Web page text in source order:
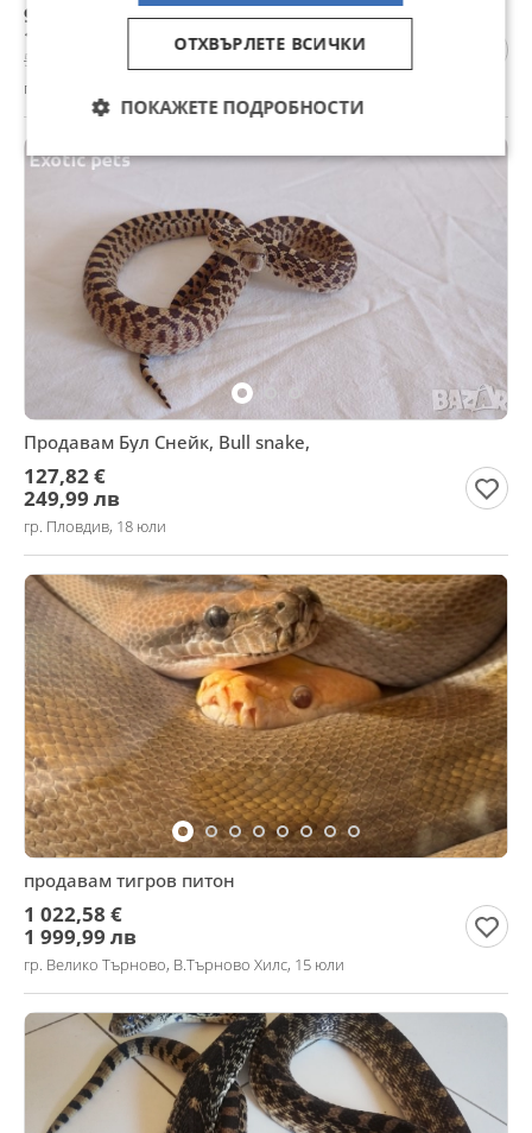
99 €
193,63 лв
59 € | 115,39 лв
гр. София, Банишора, 21 юли
Продавам Бул Снейк, Bull snake,
127,82 €
249,99 лв
гр. Пловдив, 18 юли
продавам тигров питон
1 022,58 €
1 999,99 лв
гр. Велико Търново, В.Търново Хилс, 15 юли
ОТХВЪРЛЕТЕ ВСИЧКИ
ПОКАЖЕТЕ ПОДРОБНОСТИ